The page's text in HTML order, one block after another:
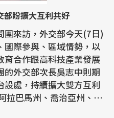
部盼擴大互利共好
團來訪，外交部今天(7日)
國際參與、區域情勢，以
育合作跟高科技產業發展
的外交部次長吳志中則期
設處，持續擴大雙方互利